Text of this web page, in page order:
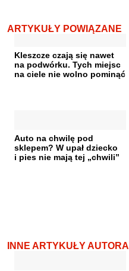
ARTYKUŁY POWIĄZANE
Kleszcze czają się nawet
na podwórku. Tych miejsc
na ciele nie wolno pominąć
Auto na chwilę pod
sklepem? W upał dziecko
i pies nie mają tej „chwili”
INNE ARTYKUŁY AUTORA